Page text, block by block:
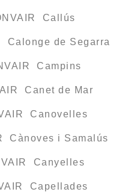
Callús
Calonge de Segarra
Campins
Canet de Mar
Canovelles
Cànoves i Samalús
Canyelles
Capellades